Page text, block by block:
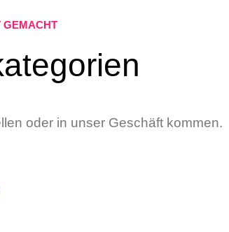
GEMACHT
oder in unser Geschäft kommen.